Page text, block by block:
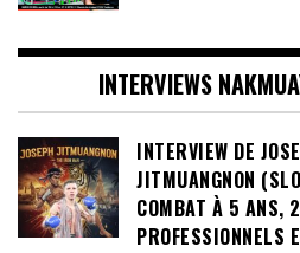
INTERVIEWS
INTERVIEW DE
JITMUANGNON
COMBAT À 5 ANS,
PROFESSIONNELS